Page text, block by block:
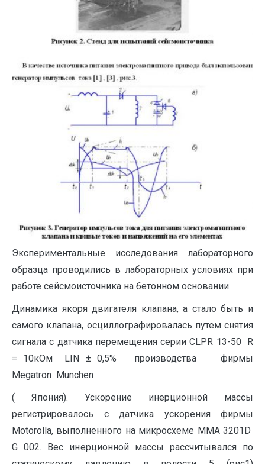
Экспериментальные исследования лабораторного
образца проводились в лабораторных условиях при
работе сейсмоисточника на бетонном основании.
Динамика якоря двигателя клапана, а стало быть и
самого клапана, осциллографировалась путем снятия
сигнала с датчика перемещения серии CLPR 13-50 R
= 10кОм LIN ± 0,5% производства фирмы
Megatron Munchen
( Япония). Ускорение инерционной массы
регистрировалось с датчика ускорения фирмы
Motorolla, выполненного на микросхеме ММА 3201D
G 002. Вес инерционной массы рассчитывался по